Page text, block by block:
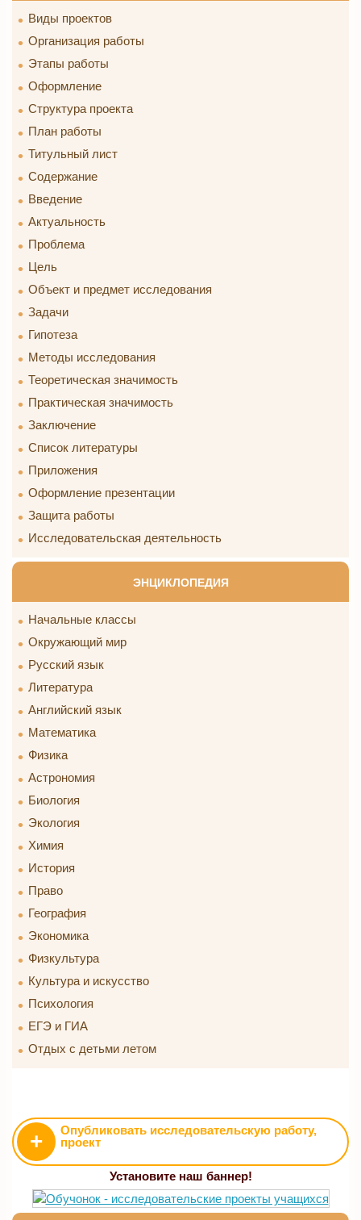
Виды проектов
Организация работы
Этапы работы
Оформление
Структура проекта
План работы
Титульный лист
Содержание
Введение
Актуальность
Проблема
Цель
Объект и предмет исследования
Задачи
Гипотеза
Методы исследования
Теоретическая значимость
Практическая значимость
Заключение
Список литературы
Приложения
Оформление презентации
Защита работы
Исследовательская деятельность
ЭНЦИКЛОПЕДИЯ
Начальные классы
Окружающий мир
Русский язык
Литература
Английский язык
Математика
Физика
Астрономия
Биология
Экология
Химия
История
Право
География
Экономика
Физкультура
Культура и искусство
Психология
ЕГЭ и ГИА
Отдых с детьми летом
+
Опубликовать исследовательскую работу,
проект
Установите наш баннер!